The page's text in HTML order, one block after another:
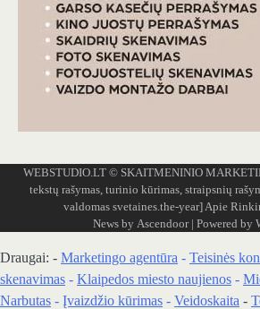
WEBSTUDIO.LT © SKAITMENINIO
tekstų rašymas, turinio kūrimas, straipsnių
valdomas svetaines.the-year]Apie
News by Ascendoor| Powered by
Draugai: - Marketingo agentūra - Teisinės
skenavimas - Klaipedos miesto naujienos -
Narbutas - Įvaizdžio kūrimas - Veidoskaita -